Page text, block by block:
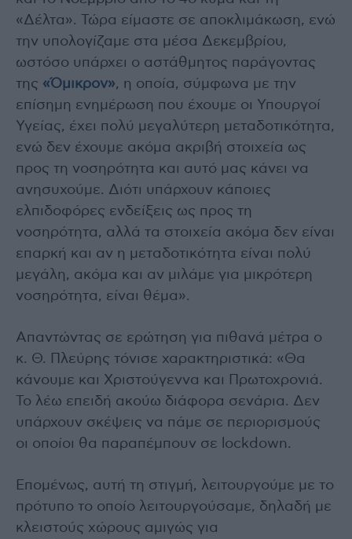
«Δέλτα». Τώρα είμαστε σε αποκλιμάκωση, ενώ
την υπολογίζαμε στα μέσα Δεκεμβρίου,
ωστόσο υπάρχει ο αστάθμητος παράγοντας
της «Όμικρον», η οποία, σύμφωνα με την
επίσημη ενημέρωση που έχουμε οι Υπουργοί
Υγείας, έχει πολύ μεγαλύτερη μεταδοτικότητα,
ενώ δεν έχουμε ακόμα ακριβή στοιχεία ως
προς τη νοσηρότητα και αυτό μας κάνει να
ανησυχούμε. Διότι υπάρχουν κάποιες
ελπιδοφόρες ενδείξεις ως προς τη
νοσηρότητα, αλλά τα στοιχεία ακόμα δεν είναι
επαρκή και αν η μεταδοτικότητα είναι πολύ
μεγάλη, ακόμα και αν μιλάμε για μικρότερη
νοσηρότητα, είναι θέμα».
Απαντώντας σε ερώτηση για πιθανά μέτρα ο
κ. Θ. Πλεύρης τόνισε χαρακτηριστικά: «Θα
κάνουμε και Χριστούγεννα και Πρωτοχρονιά.
Το λέω επειδή ακούω διάφορα σενάρια. Δεν
υπάρχουν σκέψεις να πάμε σε περιορισμούς
οι οποίοι θα παραπέμπουν σε lockdown.
Επομένως, αυτή τη στιγμή, λειτουργούμε με το
πρότυπο το οποίο λειτουργούσαμε, δηλαδή με
κλειστούς χώρους αμιγώς για